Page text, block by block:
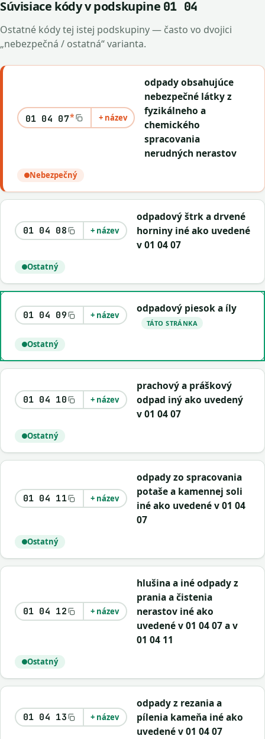
Súvisiace kódy v podskupine 01 04
Ostatné kódy tej istej podskupiny — často vo dvojici
„nebezpečná / ostatná“ varianta.
01 04 07* + název
odpady obsahujúce
nebezpečné látky z
fyzikálneho a
chemického
spracovania
nerudných nerastov
Nebezpečný
01 04 08 + název
odpadový štrk a drvené
horniny iné ako uvedené
v 01 04 07
Ostatný
01 04 09 + název
odpadový piesok a íly
TÁTO STRÁNKA
Ostatný
01 04 10 + název
prachový a práškový
odpad iný ako uvedený
v 01 04 07
Ostatný
01 04 11 + název
odpady zo spracovania
potaše a kamennej soli
iné ako uvedené v 01 04
07
Ostatný
01 04 12 + název
hlušina a iné odpady z
prania a čistenia
nerastov iné ako
uvedené v 01 04 07 a v
01 04 11
Ostatný
01 04 13 + název
odpady z rezania a
pílenia kameňa iné ako
uvedené v 01 04 07